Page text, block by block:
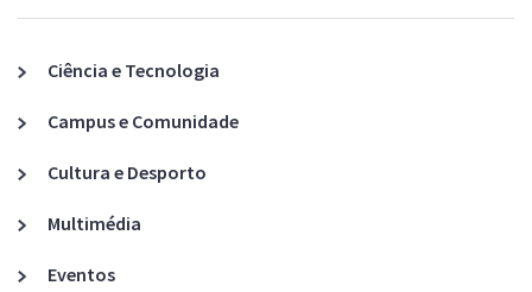
Ciência e Tecnologia
Campus e Comunidade
Cultura e Desporto
Multimédia
Eventos